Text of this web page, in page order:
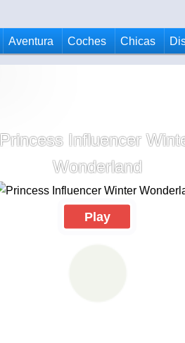
Aventura Coches Chicas
Princess Influencer
Wonderland
Play